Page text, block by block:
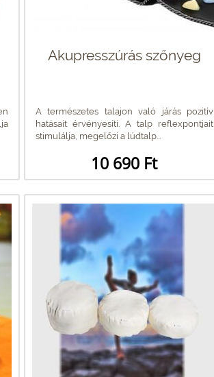
Akupresszúrás szőnyeg
A természetes talajon való járás pozitív
hatásait érvényesíti. A talp reflexpontjait
stimulálja, megelőzi a lúdtalp...
10 690 Ft